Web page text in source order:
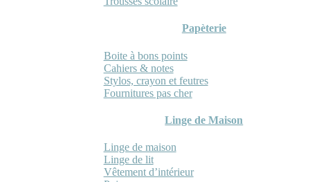
Papèterie
Boite à bons points
Cahiers & notes
Stylos, crayon et feutres
Fournitures pas cher
Linge de Maison
Linge de maison
Linge de lit
Vêtement d’intérieur